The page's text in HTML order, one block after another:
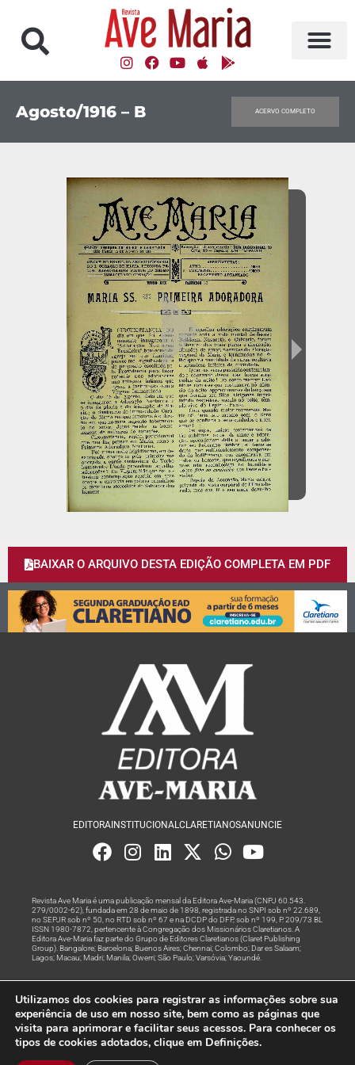
Agosto/1916 – B ACERVO COMPLETO
BAIXAR O ARQUIVO DESTA EDIÇÃO COMPLETA EM PDF
EDITORA INSTITUCIONALCLARETIANOSANUNCIE
Revista Ave Maria é uma publicação mensal da Editora Ave-Maria (CNPJ 60.543.
279/0002-62), fundada em 28 de maio de 1898, registrada no SNPI sob nº 22.689,
no SEPJR sob nº 50, no RTD sob nº 67 e na DCDP do DFP, sob nº 199, P. 209/73 BL
ISSN 1980-7872, pertencente à Congregação dos Missionários Claretianos. A
Editora Ave-Maria faz parte do Grupo de Editores Claretianos (Claret Publishing
Group). Bangalore; Barcelona; Buenos Aires; Chennai; Colombo; Dar es Salaam;
Lagos; Macau; Madri; Manila; Owerri; São Paulo; Varsóvia; Yaoundé.
Rede
© Todos os Direitos Reservados
Utilizamos dos cookies para registrar as informações sobre sua
experiência de uso em nosso site, bem como as páginas que
visita para aprimorar e facilitar seus acessos. Para conhecer os
tipos de cookies adotados, clique em Definições.